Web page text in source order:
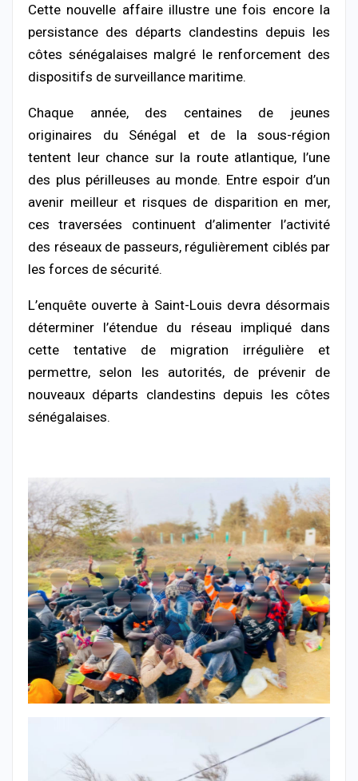
Cette nouvelle affaire illustre une fois encore la
persistance des départs clandestins depuis les
côtes sénégalaises malgré le renforcement des
dispositifs de surveillance maritime.
Chaque année, des centaines de jeunes
originaires du Sénégal et de la sous-région
tentent leur chance sur la route atlantique, l’une
des plus périlleuses au monde. Entre espoir d’un
avenir meilleur et risques de disparition en mer,
ces traversées continuent d’alimenter l’activité
des réseaux de passeurs, régulièrement ciblés par
les forces de sécurité.
L’enquête ouverte à Saint-Louis devra désormais
déterminer l’étendue du réseau impliqué dans
cette tentative de migration irrégulière et
permettre, selon les autorités, de prévenir de
nouveaux départs clandestins depuis les côtes
sénégalaises.